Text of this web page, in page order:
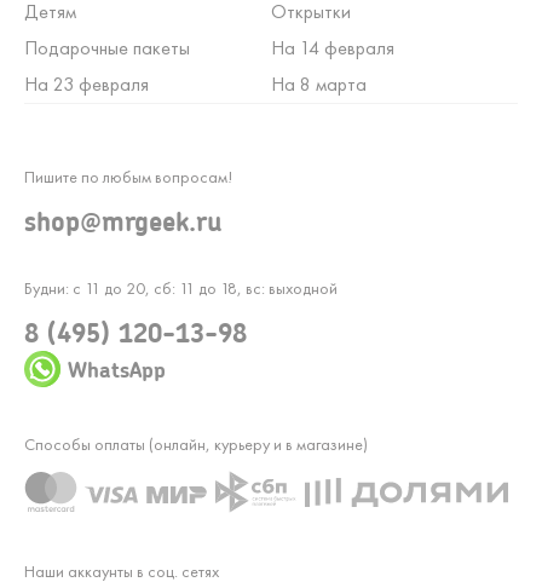
Детям
Открытки
Подарочные пакеты
На 14 февраля
На 23 февраля
На 8 марта
Будни: с 11 до 20, сб: 11 до 18, вс: выходной
8 (495) 120-13-98
WhatsApp
Пишите по любым вопросам!
shop@mrgeek.ru
Наши аккаунты в соц. сетях
Способы оплаты (онлайн, курьеру и в магазине)